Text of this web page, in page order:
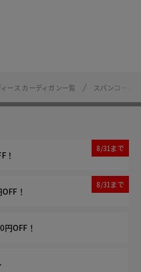
ィース カーディガン一覧 スパンコール
！
8/31まで
！
8/31まで
OFF！